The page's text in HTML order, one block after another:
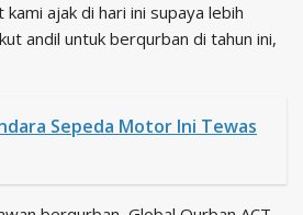
ajak di hari ini supaya lebih
andil untuk berqurban di tahun ini,
Sepeda Motor Ini Tewas